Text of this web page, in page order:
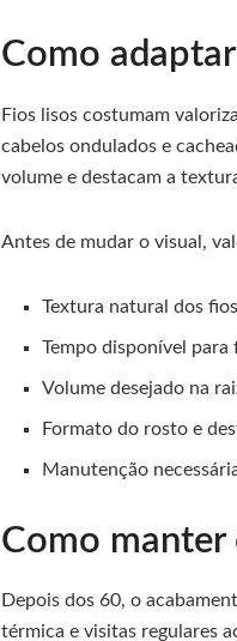
Como
Fios lisos costumam
cabelos ondulados e
volume e destacam a
Antes de mudar o visual,
Textura natural dos
Tempo disponível para
Volume desejado na
Formato do rosto e
Manutenção
Como
Depois dos 60, o
térmica e visitas regulares